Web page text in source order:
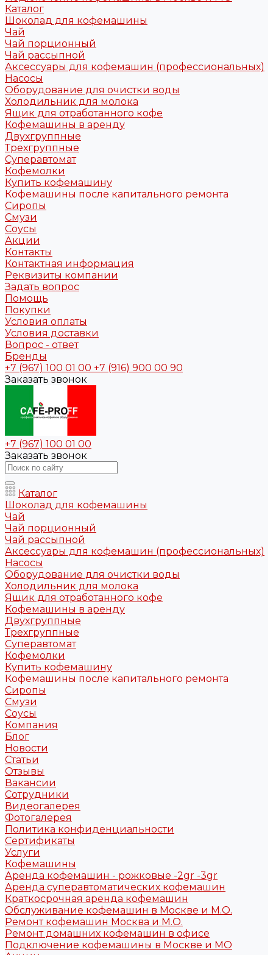
Каталог
Шоколад для кофемашины
Чай
Чай порционный
Чай рассыпной
Аксессуары для кофемашин (профессиональных)
Насосы
Оборудование для очистки воды
Холодильник для молока
Ящик для отработанного кофе
Кофемашины в аренду
Двухгруппные
Трехгруппные
Суперавтомат
Кофемолки
Купить кофемашину
Кофемашины после капитального ремонта
Сиропы
Смузи
Соусы
Акции
Контакты
Контактная информация
Реквизиты компании
Задать вопрос
Помощь
Покупки
Условия оплаты
Условия доставки
Вопрос - ответ
Бренды
+7 (967) 100 01 00 +7 (916) 900 00 90
Заказать звонок
+7 (967) 100 01 00
Заказать звонок
Каталог
Шоколад для кофемашины
Чай
Чай порционный
Чай рассыпной
Аксессуары для кофемашин (профессиональных)
Насосы
Оборудование для очистки воды
Холодильник для молока
Ящик для отработанного кофе
Кофемашины в аренду
Двухгруппные
Трехгруппные
Суперавтомат
Кофемолки
Купить кофемашину
Кофемашины после капитального ремонта
Сиропы
Смузи
Соусы
Компания
Блог
Новости
Статьи
Отзывы
Вакансии
Сотрудники
Видеогалерея
Фотогалерея
Политика конфиденциальности
Сертификаты
Услуги
Кофемашины
Аренда кофемашин - рожковые -2gr -3gr
Аренда суперавтоматических кофемашин
Краткосрочная аренда кофемашин
Обслуживание кофемашин в Москве и М.О.
Ремонт кофемашин Москва и М.О.
Ремонт домашних кофемашин в офисе
Подключение кофемашины в Москве и МО